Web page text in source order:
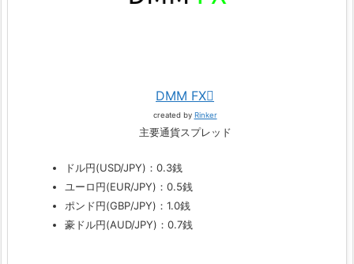
DMM FX
created by Rinker
主要通貨スプレッド
ドル円(USD/JPY)：0.3銭
ユーロ円(EUR/JPY)：0.5銭
ポンド円(GBP/JPY)：1.0銭
豪ドル円(AUD/JPY)：0.7銭